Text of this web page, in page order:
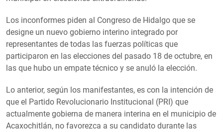
Los inconformes piden al Congreso de Hidalgo que se
designe un nuevo gobierno interino integrado por
representantes de todas las fuerzas políticas que
participaron en las elecciones del pasado 18 de octubre, en
las que hubo un empate técnico y se anuló la elección.
Lo anterior, según los manifestantes, es con la intención de
que el Partido Revolucionario Institucional (PRI) que
actualmente gobierna de manera interina en el municipio de
Acaxochitlán, no favorezca a su candidato durante las